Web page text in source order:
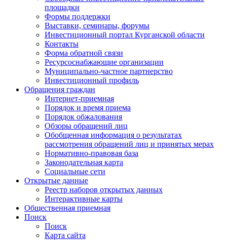
площадки
Формы поддержки
Выставки, семинары, форумы
Инвестиционный портал Курганской области
Контакты
Форма обратной связи
Ресурсоснабжающие организации
Муниципально-частное партнерство
Инвестиционный профиль
Обращения граждан
Интернет-приемная
Порядок и время приема
Порядок обжалования
Обзоры обращений лиц
Обобщенная информация о результатах
рассмотрения обращений лиц и принятых мерах
Нормативно-правовая база
Законодательная карта
Социальные сети
Открытые данные
Реестр наборов открытых данных
Интерактивные карты
Общественная приемная
Поиск
Поиск
Карта сайта